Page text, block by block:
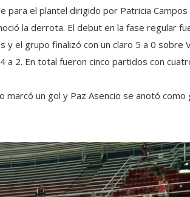
para el plantel dirigido por Patricia
la derrota. El debut en la fase regular
el grupo finalizó con un claro 5 a 0 sobre
2. En total fueron cinco partidos con
marcó un gol y Paz Asencio se anotó